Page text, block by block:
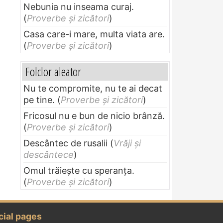
Nebunia nu inseama curaj.
(Proverbe și zicători)
Casa care-i mare, multa viata are.
(Proverbe și zicători)
Folclor aleator
Nu te compromite, nu te ai decat
pe tine. (Proverbe și zicători)
Fricosul nu e bun de nicio brânză.
(Proverbe și zicători)
Descântec de rusalii (Vrăji și
descântece)
Omul trăieşte cu speranţa.
(Proverbe și zicători)
pages